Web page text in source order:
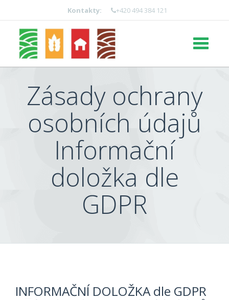
Kontakty: +420 494 384 121
Toggle
Zásady ochrany
osobních údajů
Informační
doložka dle
GDPR
INFORMAČNÍ DOLOŽKA dle GDPR